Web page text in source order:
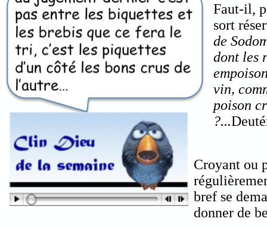
Faut-il,
sort
de
dont les
vin,
poison
?...
Croyant ou
bref se
donner de